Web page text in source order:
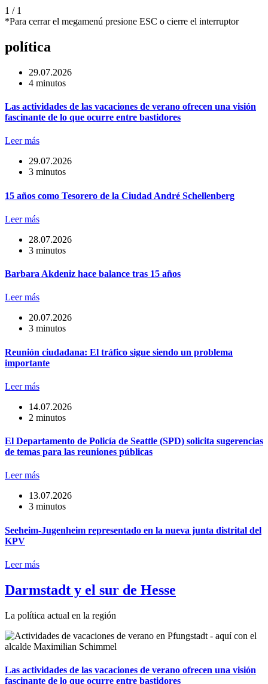
1 / 1
*Para cerrar el megamenú presione ESC o cierre el interruptor
política
29.07.2026
4 minutos
Las actividades de las vacaciones de verano ofrecen una visión
fascinante de lo que ocurre entre bastidores
Leer más
29.07.2026
3 minutos
15 años como Tesorero de la Ciudad André Schellenberg
Leer más
28.07.2026
3 minutos
Barbara Akdeniz hace balance tras 15 años
Leer más
20.07.2026
3 minutos
Reunión ciudadana: El tráfico sigue siendo un problema
importante
Leer más
14.07.2026
2 minutos
El Departamento de Policía de Seattle (SPD) solicita sugerencias
de temas para las reuniones públicas
Leer más
13.07.2026
3 minutos
Seeheim-Jugenheim representado en la nueva junta distrital del
KPV
Leer más
Darmstadt y el sur de Hesse
La política actual en la región
Las actividades de las vacaciones de verano ofrecen una visión
fascinante de lo que ocurre entre bastidores